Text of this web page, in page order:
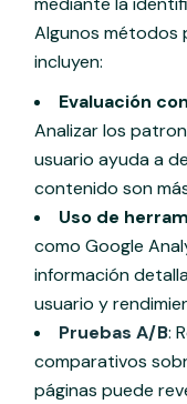
Algunos métodos
incluyen:
Evaluación
Analizar los
usuario ayuda a
contenido son
Uso de
como Google
información
usuario y
Pruebas A/B:
comparativos
páginas puede